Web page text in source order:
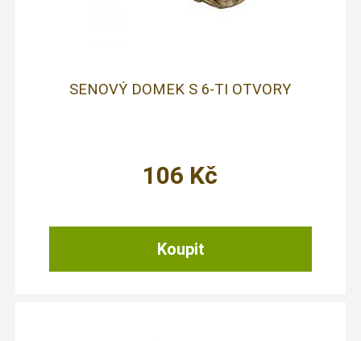
SENOVÝ DOMEK S 6-TI OTVORY
106 Kč